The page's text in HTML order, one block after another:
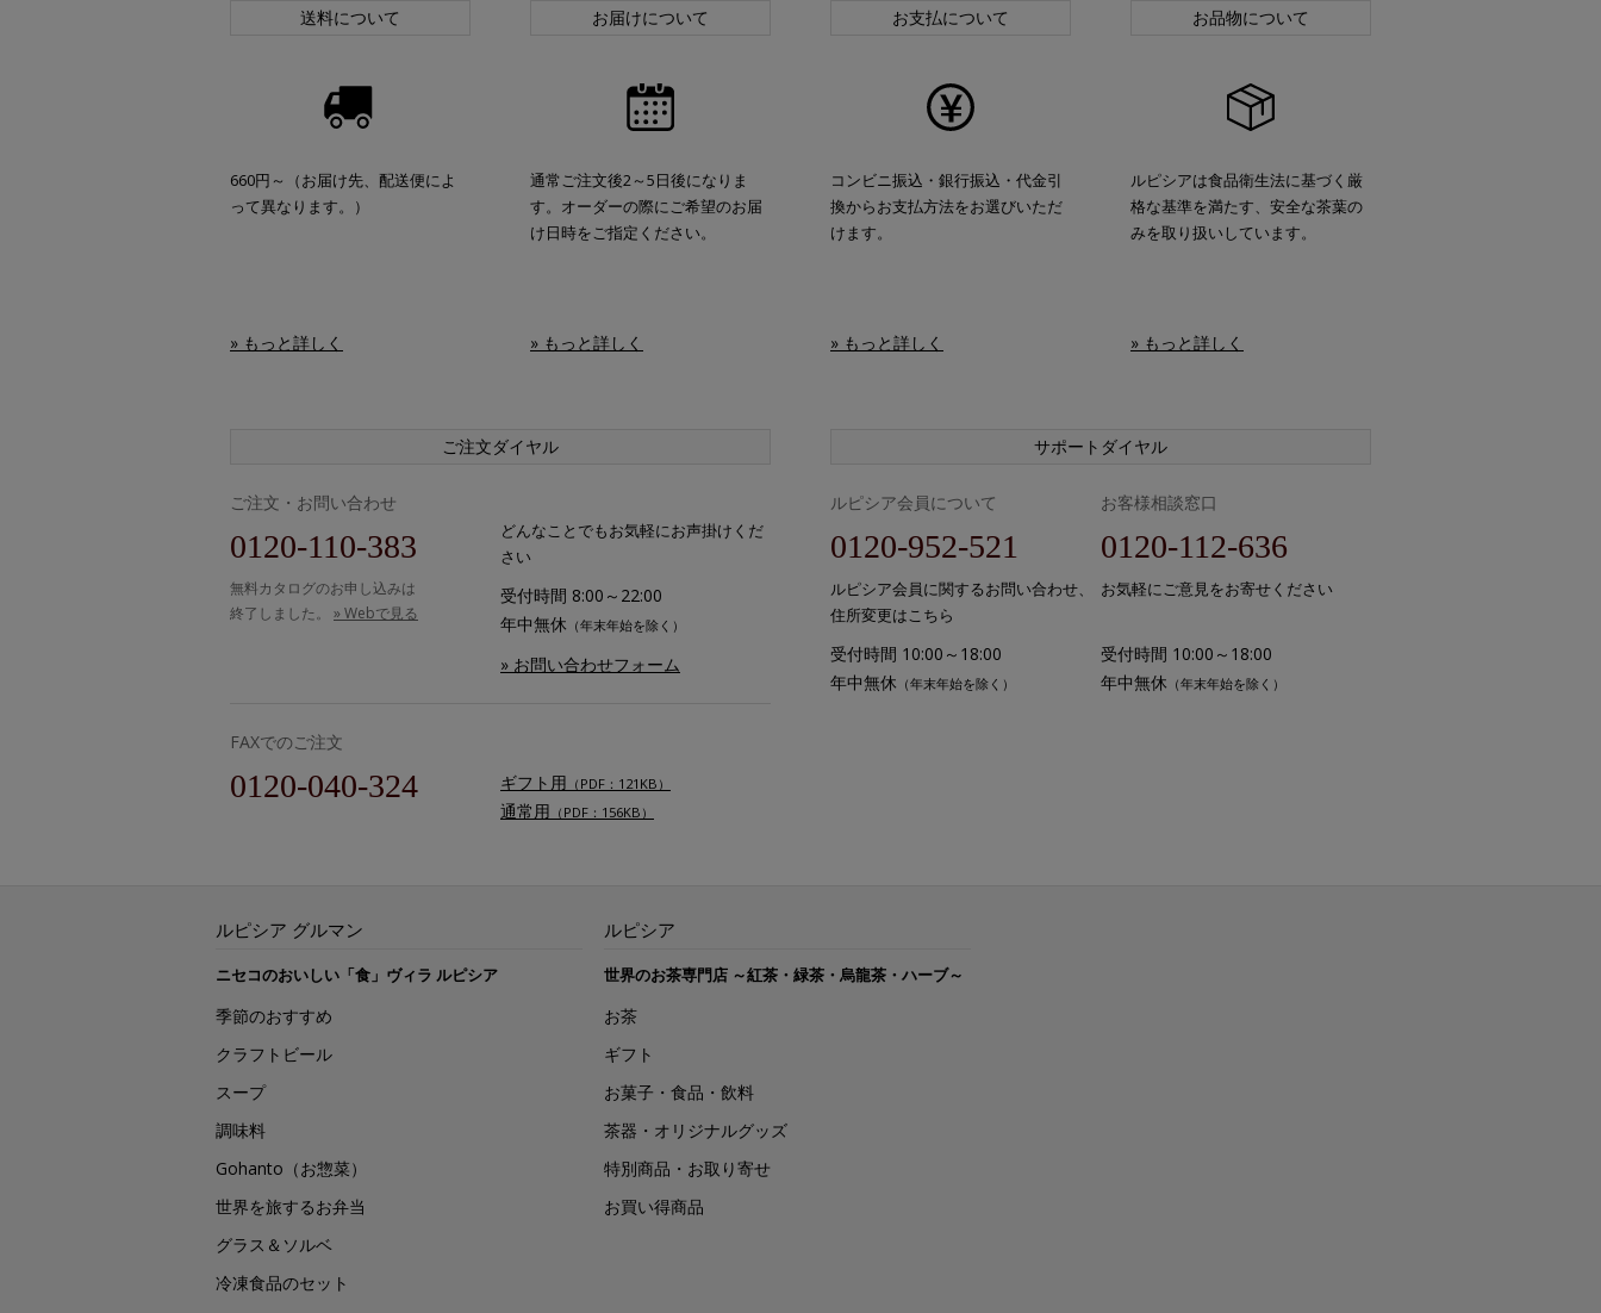
送料について
660円～（お届け先、配送便によ
って異なります。）
» もっと詳しく
お届けについて
通常ご注文後2～5日後になりま
す。オーダーの際にご希望のお届
け日時をご指定ください。
» もっと詳しく
お支払について
コンビニ振込・銀行振込・代金引
換からお支払方法をお選びいただ
けます。
» もっと詳しく
お品物について
ルピシアは食品衛生法に基づく厳
格な基準を満たす、安全な茶葉の
みを取り扱いしています。
» もっと詳しく
ご注文ダイヤル
ご注文・お問い合わせ
0120-110-383
無料カタログのお申し込みは
終了しました。 » Webで見る
どんなことでもお気軽にお声掛けくだ
さい
受付時間 8:00～22:00
年中無休 （年末年始を除く）
» お問い合わせフォーム
FAXでのご注文
0120-040-324 ギフト用 （PDF：121KB）
通常用 （PDF：156KB）
サポートダイヤル
ルピシア会員について
0120-952-521
ルピシア会員に関するお問い合わせ、
住所変更はこちら
受付時間 10:00～18:00
年中無休 （年末年始を除く）
お客様相談窓口
0120-112-636
お気軽にご意見をお寄せください
受付時間 10:00～18:00
年中無休 （年末年始を除く）
ルピシア グルマン
ニセコのおいしい「食」ヴィラ ルピシア
季節のおすすめ
クラフトビール
スープ
調味料
Gohanto（お惣菜）
世界を旅するお弁当
グラス＆ソルベ
冷凍食品のセット
ルピシア
世界のお茶専門店 ～紅茶・緑茶・烏龍茶・ハーブ～
お茶
ギフト
お菓子・食品・飲料
茶器・オリジナルグッズ
特別商品・お取り寄せ
お買い得商品